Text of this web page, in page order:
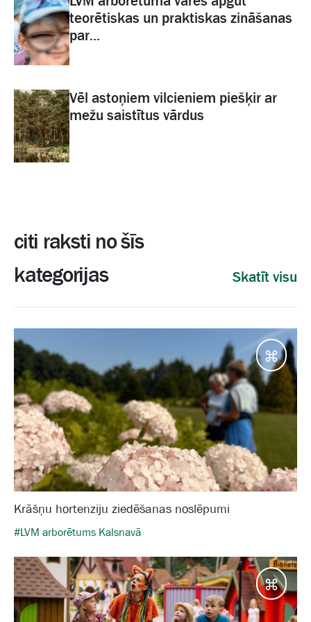
teorētiskas un praktiskas zināšanas
par...
Vēl astoņiem vilcieniem piešķir ar
mežu saistītus vārdus
citi raksti no šīs
kategorijas
Skatīt visu
Krāšņu hortenziju ziedēšanas noslēpumi
#LVM arborētums Kalsnavā